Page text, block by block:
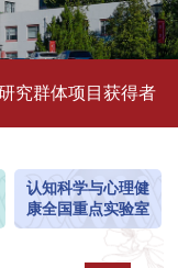
究群体项目获得者
认知科学与心理健
康全国重点实验室